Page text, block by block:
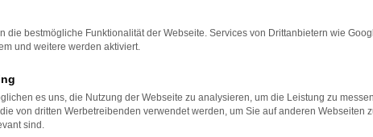
die bestmögliche Funktionalität der Webseite. Services von Drittanbietern wie
und weitere werden aktiviert.
es uns, die Nutzung der Webseite zu analysieren, um die Leistung zu
von dritten Werbetreibenden verwendet werden, um Sie auf anderen Webseiten
sind.